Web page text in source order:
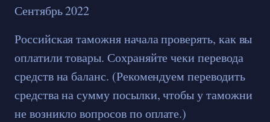
Сентябрь 2022
Российская таможня начала проверять, как вы
оплатили товары. Сохраняйте чеки перевода
средств на баланс. (Рекомендуем переводить
средства на сумму посылки, чтобы у таможни
не возникло вопросов по оплате.)